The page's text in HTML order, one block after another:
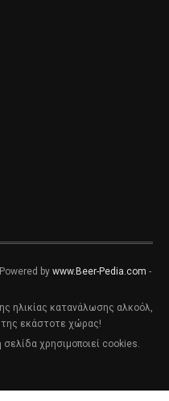
by www.Beer-Pedia.com -
ηλικίας κατανάλωσης αλκοόλ,
της εκάστοτε χώρας!
χρησιμοποιεί cookies.